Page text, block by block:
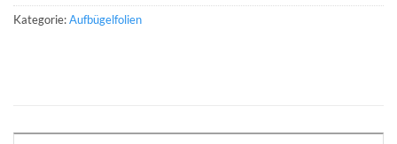
Kategorie:Aufbügelfolien